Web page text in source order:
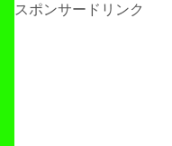
スポンサードリンク